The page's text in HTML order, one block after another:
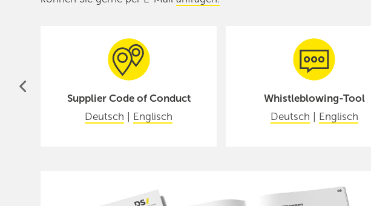
Supplier Code of Conduct
Deutsch | Englisch
Whistleblowing-Tool
Deutsch | Englisch